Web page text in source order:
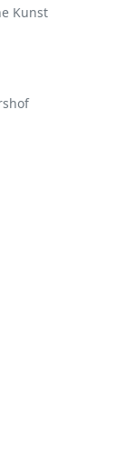
Kunst